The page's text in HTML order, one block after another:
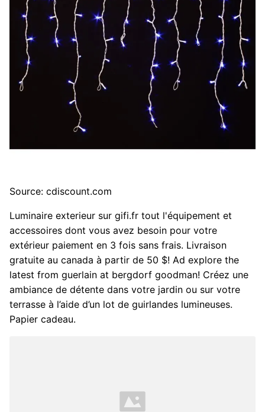
Source: cdiscount.com
Luminaire exterieur sur gifi.fr tout l'équipement et
accessoires dont vous avez besoin pour votre
extérieur paiement en 3 fois sans frais. Livraison
gratuite au canada à partir de 50 $! Ad explore the
latest from guerlain at bergdorf goodman! Créez une
ambiance de détente dans votre jardin ou sur votre
terrasse à l’aide d’un lot de guirlandes lumineuses.
Papier cadeau.